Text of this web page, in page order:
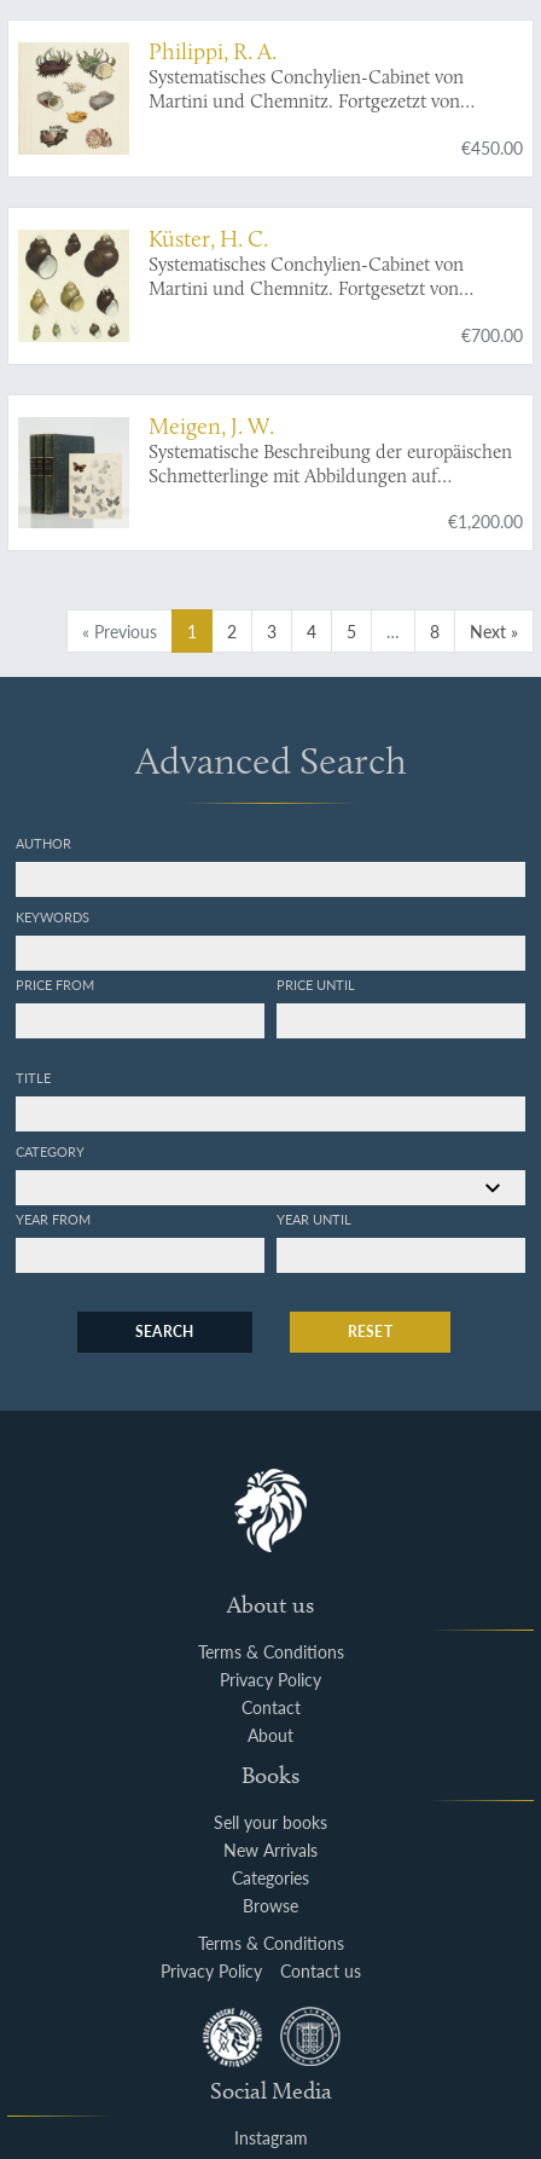
Philippi, R. A.
Systematisches Conchylien-Cabinet von
Martini und Chemnitz. Fortgezetzt von
Dr. J. A . Wagner. In Verbindung mit Dr.
Philippi, Dr. L. Pfeiffer und Dr. Dunker neu
Die Gattungen
Globulus. In Abbildungen nach der Natur mit
Beschreibungen von Dr. R. A. Philippi.
€450.00
Küster, H. C.
Systematisches Conchylien-Cabinet von
Martini und Chemnitz. Fortgesetzt von
Dr. J. A. Wagner. In Verbindung mit Dr. L.
Pfeiffer, Dr. Philippi und Dr. Dunker neu
In Abbildungen nach der Natur.
€700.00
Meigen, J. W.
Systematische Beschreibung der europäischen
Schmetterlinge mit Abbildungen auf
€1,200.00
« Previous 1 2 3 4 5 … 8 Next »
Advanced Search
AUTHOR
KEYWORDS
PRICE FROM PRICE UNTIL
TITLE
CATEGORY
YEAR FROM YEAR UNTIL
SEARCH RESET
About us
Terms & Conditions
Privacy Policy
Contact
About
Books
Sell your books
New Arrivals
Categories
Browse
Terms & Conditions
Privacy Policy
Contact us
Social Media
Instagram